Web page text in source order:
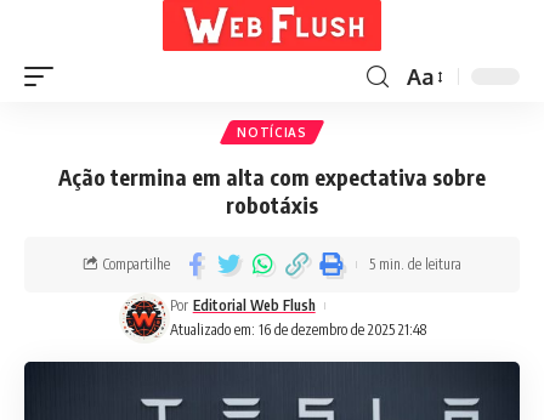
Aa
NOTÍCIAS
Ação termina em alta com expectativa sobre
robotáxis
Atualizado em: 16 de dezembro de 2025 21:48
Por Editorial Web Flush
Compartilhe 5 min. de leitura